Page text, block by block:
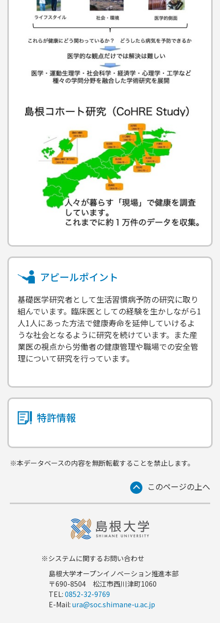
アピールポイント
基礎医学研究者として生活習慣病予防の研究に取り
組んでいます。臨床医としての経験を生かしながら1
人1人にあった方法で健康寿命を延伸していけるよ
うな社会となるように研究を続けています。また産
業医の視点から労働者の健康管理や職場での安全管
理について研究を行っています。
特許情報
※本データベースの内容を無断転載することを禁止します。
このページの上へ
※システムに関するお問い合わせ
島根大学オープンイノベーション推進本部
〒690-8504 松江市西川津町1060
TEL: 0852-32-9769
E-Mail: ura@soc.shimane-u.ac.jp